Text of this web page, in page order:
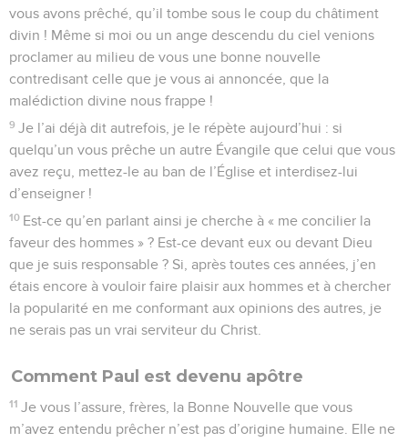
vous avons prêché, qu’il tombe sous le coup du châtiment
divin ! Même si moi ou un ange descendu du ciel venions
proclamer au milieu de vous une bonne nouvelle
contredisant celle que je vous ai annoncée, que la
malédiction divine nous frappe !
9 Je l’ai déjà dit autrefois, je le répète aujourd’hui : si
quelqu’un vous prêche un autre Évangile que celui que vous
avez reçu, mettez-le au ban de l’Église et interdisez-lui
d’enseigner !
10 Est-ce qu’en parlant ainsi je cherche à « me concilier la
faveur des hommes » ? Est-ce devant eux ou devant Dieu
que je suis responsable ? Si, après toutes ces années, j’en
étais encore à vouloir faire plaisir aux hommes et à chercher
la popularité en me conformant aux opinions des autres, je
ne serais pas un vrai serviteur du Christ.
Comment Paul est devenu apôtre
11 Je vous l’assure, frères, la Bonne Nouvelle que vous
m’avez entendu prêcher n’est pas d’origine humaine. Elle ne